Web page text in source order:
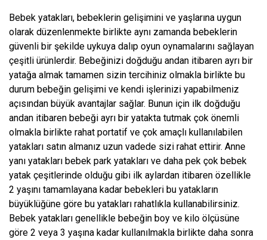
Bebek yatakları, bebeklerin gelişimini ve yaşlarına uygun
olarak düzenlenmekte birlikte aynı zamanda bebeklerin
güvenli bir şekilde uykuya dalıp oyun oynamalarını sağlayan
çeşitli ürünlerdir. Bebeğinizi doğduğu andan itibaren ayrı bir
yatağa almak tamamen sizin tercihiniz olmakla birlikte bu
durum bebeğin gelişimi ve kendi işlerinizi yapabilmeniz
açısından büyük avantajlar sağlar. Bunun için ilk doğduğu
andan itibaren bebeği ayrı bir yatakta tutmak çok önemli
olmakla birlikte rahat portatif ve çok amaçlı kullanılabilen
yatakları satın almanız uzun vadede sizi rahat ettirir. Anne
yanı yatakları bebek park yatakları ve daha pek çok bebek
yatak çeşitlerinde olduğu gibi ilk aylardan itibaren özellikle
2 yaşını tamamlayana kadar bebekleri bu yatakların
büyüklüğüne göre bu yatakları rahatlıkla kullanabilirsiniz.
Bebek yatakları genellikle bebeğin boy ve kilo ölçüsüne
göre 2 veya 3 yaşına kadar kullanılmakla birlikte daha sonra